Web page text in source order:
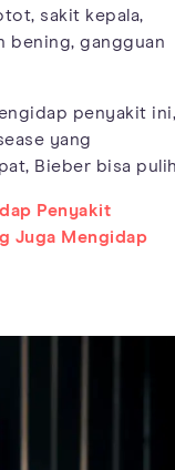
sakit kepala,
bening, gangguan
penyakit
yang
Bieber bisa
Penyakit
Juga Mengidap